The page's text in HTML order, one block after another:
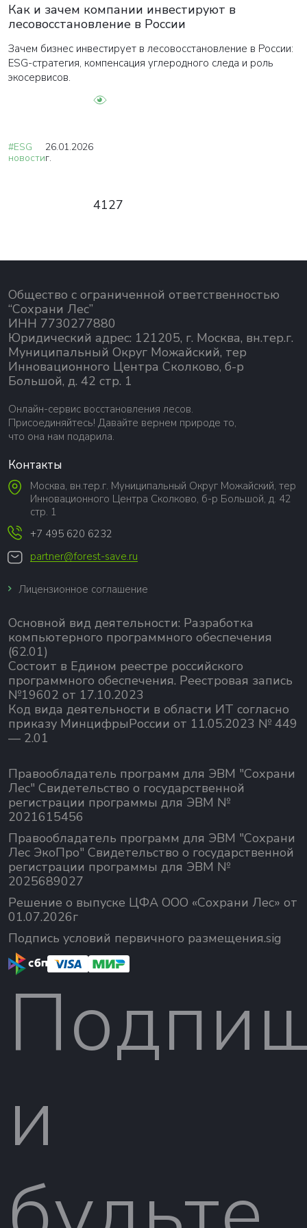
Как и зачем компании инвестируют в
лесовосстановление в России
Зачем бизнес инвестирует в лесовосстановление в России:
ESG-стратегия, компенсация углеродного следа и роль
экосервисов.
#ESG
новости
26.01.2026
г.
4127
Общество с ограниченной ответственностью
“Сохрани Лес”
ИНН 7730277880
Юридический адрес: 121205, г. Москва, вн.тер.г.
Муниципальный Округ Можайский, тер
Инновационного Центра Сколково, б-р
Большой, д. 42 стр. 1
Онлайн-сервис восстановления лесов.
Присоединяйтесь! Давайте вернем природе то,
что она нам подарила.
Контакты
Москва, вн.тер.г. Муниципальный Округ Можайский, тер
Инновационного Центра Сколково, б-р Большой, д. 42
стр. 1
+7 495 620 6232
partner@forest-save.ru
Лицензионное соглашение
Основной вид деятельности: Разработка
компьютерного программного обеспечения
(62.01)
Состоит в Едином реестре российского
программного обеспечения. Реестровая запись
№19602 от 17.10.2023
Код вида деятельности в области ИТ согласно
приказу МинцифрыРоссии от 11.05.2023 № 449
— 2.01
Правообладатель программ для ЭВМ "Сохрани
Лес" Свидетельство о государственной
регистрации программы для ЭВМ №
2021615456
Правообладатель программ для ЭВМ "Сохрани
Лес ЭкоПро" Свидетельство о государственной
регистрации программы для ЭВМ №
2025689027
Решение о выпуске ЦФА ООО «Сохрани Лес» от
01.07.2026г
Подпись условий первичного размещения.sig
и